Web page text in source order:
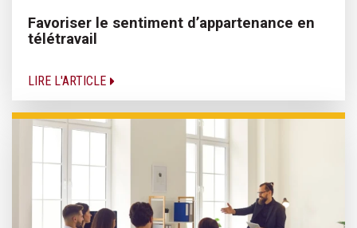
Favoriser le sentiment d’appartenance en
télétravail
LIRE L'ARTICLE